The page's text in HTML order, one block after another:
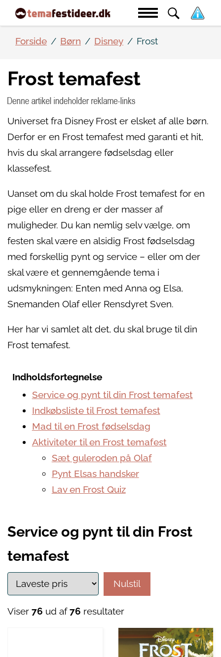
Forside Børn Disney Frost
Frost temafest
Universet fra Disney Frost er elsket af alle børn.
Derfor er en Frost temafest med garanti et hit,
hvis du skal arrangere fødselsdag eller
klassefest.
Uanset om du skal holde Frost temafest for en
pige eller en dreng er der masser af
muligheder. Du kan nemlig selv vælge, om
festen skal være en alsidig Frost fødselsdag
med forskellig pynt og service – eller om der
skal være et gennemgående tema i
udsmykningen: Enten med Anna og Elsa,
Snemanden Olaf eller Rensdyret Sven.
Her har vi samlet alt det, du skal bruge til din
Frost temafest.
Indholdsfortegnelse
Service og pynt til din Frost temafest
Indkøbsliste til Frost temafest
Mad til en Frost fødselsdag
Aktiviteter til en Frost temafest
Sæt guleroden på Olaf
Pynt Elsas handsker
Lav en Frost Quiz
Service og pynt til din Frost
temafest
Nulstil
Viser 76 ud af76 resultater